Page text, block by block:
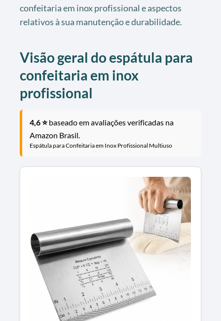
confeitaria em inox profissional e aspectos
relativos à sua manutenção e durabilidade.
Visão geral do espátula para
confeitaria em inox
profissional
4,6 ⭐baseado em avaliações verificadas na
Amazon Brasil.
Espátula para Confeitaria em Inox Profissional Multiuso